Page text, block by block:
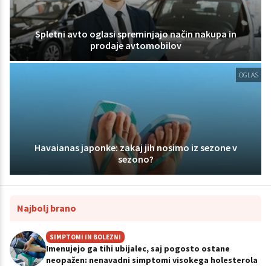
Spletni avto oglasi spreminjajo način nakupa in
prodaje avtomobilov
OGLAS
Havaianas japonke: zakaj jih nosimo iz sezone v
sezono?
Najbolj brano
SIMPTOMI IN BOLEZNI
Imenujejo ga tihi ubijalec, saj pogosto ostane
neopažen: nenavadni simptomi visokega holesterola